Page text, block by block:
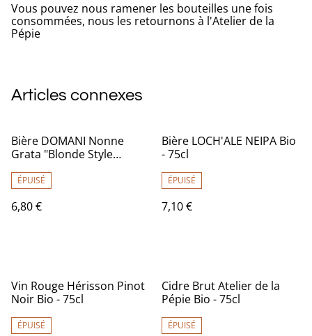
Vous pouvez nous ramener les bouteilles une fois
consommées, nous les retournons à l'Atelier de la
Pépie
Articles connexes
Bière DOMANI Nonne
Grata "Blonde Style
ÉPUISÉ
6,80 €
Bière LOCH'ALE NEIPA Bio
- 75cl
ÉPUISÉ
7,10 €
Vin Rouge Hérisson Pinot
Noir Bio - 75cl
ÉPUISÉ
Cidre Brut Atelier de la
Pépie Bio - 75cl
ÉPUISÉ